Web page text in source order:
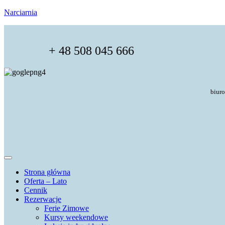
Narciarnia
+ 48 508 045 666
Strona główna
Oferta – Lato
Cennik
Rezerwacje
Ferie Zimowe
Kursy weekendowe